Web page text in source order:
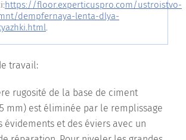
https://floor.experticuspro.com/ustroistvo-
dempfernaya-lenta-dlya-
travail:
rugosité de la base de ciment
mm) est éliminée par le remplissage
évidements et des éviers avec un